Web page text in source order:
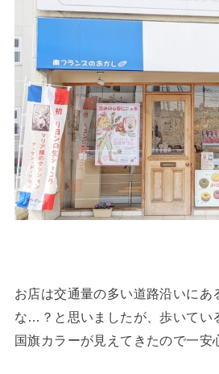
お店は交通量の多い道路沿いにあ
な…？と思いましたが、歩いてい
国旗カラーが見えてきたので一安